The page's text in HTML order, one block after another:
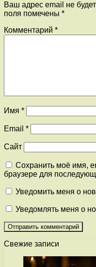
Ваш адрес email не
поля помечены *
Комментарий *
Имя *
Email *
Сайт
Сохранить моё имя,
браузере для
Уведомить меня о
Уведомлять меня о
Свежие записи